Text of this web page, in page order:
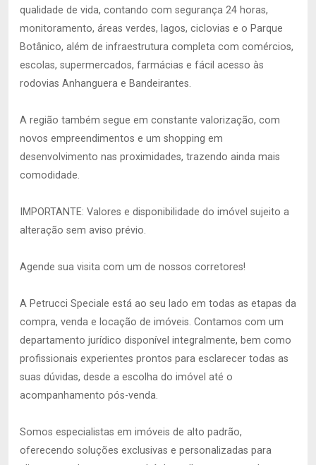
qualidade de vida, contando com segurança 24 horas,
monitoramento, áreas verdes, lagos, ciclovias e o Parque
Botânico, além de infraestrutura completa com comércios,
escolas, supermercados, farmácias e fácil acesso às
rodovias Anhanguera e Bandeirantes.
A região também segue em constante valorização, com
novos empreendimentos e um shopping em
desenvolvimento nas proximidades, trazendo ainda mais
comodidade.
IMPORTANTE: Valores e disponibilidade do imóvel sujeito a
alteração sem aviso prévio.
Agende sua visita com um de nossos corretores!
A Petrucci Speciale está ao seu lado em todas as etapas da
compra, venda e locação de imóveis. Contamos com um
departamento jurídico disponível integralmente, bem como
profissionais experientes prontos para esclarecer todas as
suas dúvidas, desde a escolha do imóvel até o
acompanhamento pós-venda.
Somos especialistas em imóveis de alto padrão,
oferecendo soluções exclusivas e personalizadas para